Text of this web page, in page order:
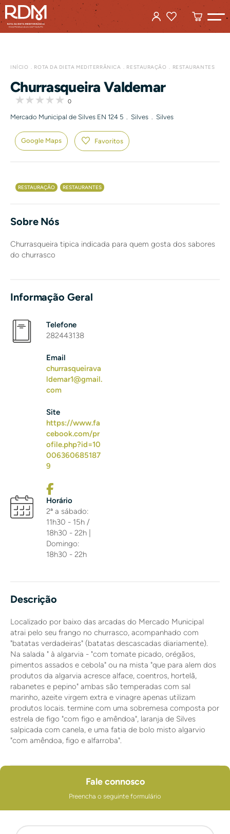
INÍCIO ROTA DA DIETA MEDITERRÂNICA RESTAURAÇÃO RESTAURANTES
Churrasqueira Valdemar
0
Mercado Municipal de Silves EN 124 5 . Silves . Silves
Google Maps Favoritos
RESTAURAÇÃO RESTAURANTES
Sobre Nós
Churrasqueira tipica indicada para quem gosta dos sabores
do churrasco
Informação Geral
Telefone
282443138
Email
churrasqueirava
ldemar1@gmail.
com
Site
https://www.fa
cebook.com/pr
ofile.php?id=10
006360685187
9
Horário
2ª a sábado:
11h30 - 15h /
18h30 - 22h |
Domingo:
18h30 - 22h
Descrição
Localizado por baixo das arcadas do Mercado Municipal
atrai pelo seu frango no churrasco, acompanhado com
"batatas verdadeiras" (batatas descascadas diariamente).
Na salada " à algarvia - "com tomate picado, orégãos,
pimentos assados e cebola" ou na mista "que para alem dos
produtos da algarvia acresce alface, coentros, hortelã,
rabanetes e pepino" ambas são temperadas com sal
marinho, azeite virgem extra e vinagre apenas utilizam
produtos locais. termine com uma sobremesa composta por
estrela de figo "com figo e amêndoa", laranja de Silves
salpicada com canela, e uma fatia de bolo misto algarvio
"com amêndoa, figo e alfarroba".
Fale connosco
Preencha o seguinte formulário